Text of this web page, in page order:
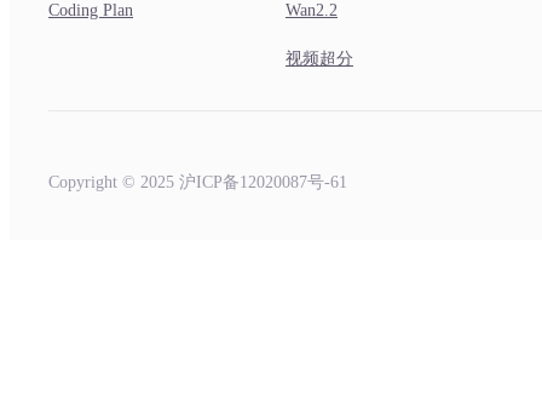
Coding Plan Wan2.2
视频超分
Copyright © 2025 沪ICP备12020087号-61